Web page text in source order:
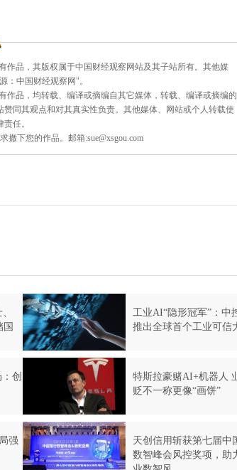
作品，其版权属于中国财经观察网站及其子站所有。其他媒
：中国财经观察网"。
作品，均转载、编译或摘编自其它媒体，转载、编译或摘编的
同其观点和对其真实性负责。其他媒体、网站或个人转载使
任。
下您的作品。邮箱:sue@xsgou.com